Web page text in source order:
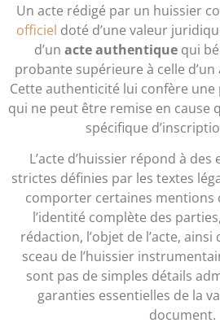
Un acte rédigé par un huissier
officiel doté d’une valeur
d’un acte authentiquequi
probante supérieure à celle
Cette authenticité lui confère
qui ne peut être remise en cause
spécifique
L’acte d’huissier répond à
strictes définies par les textes
comporter certaines mentions
l’identité complète des
rédaction, l’objet de l’acte,
sceau de l’huissier
sont pas de simples détails
garanties essentielles de la
document.